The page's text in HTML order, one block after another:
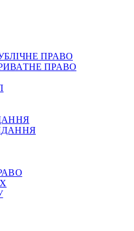
ПРАВО
ПРАВО